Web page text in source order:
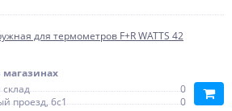
для термометров F+R WATTS 42
0
проезд, 6с1
0